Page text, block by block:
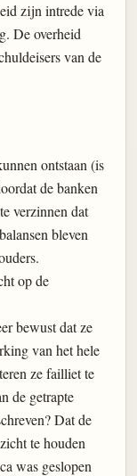
zijn intrede via
De overheid
van de
ontstaan (is
de banken
verzinnen dat
bleven
op de
bewust dat ze
van het hele
ze failliet te
de getrapte
Dat de
te houden
was geslopen